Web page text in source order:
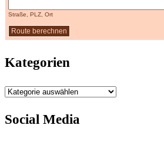
Straße, PLZ, Ort
Kategorien
Kategorien
Social Media